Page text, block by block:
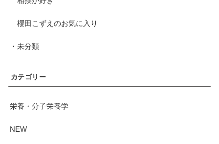
櫻田こずえのお気に入り
・未分類
カテゴリー
栄養・分子栄養学
NEW